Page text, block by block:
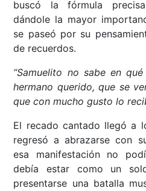
buscó la fórmula
dándole la mayor
se paseó por su
de recuerdos.
“Samuelito no sabe en
hermano querido, que se
que con mucho gusto lo
El recado cantado llegó a
regresó a abrazarse con
esa manifestación no
debía estar como un
presentarse una batalla